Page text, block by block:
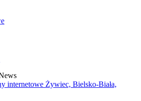
internetowe Żywiec, Bielsko-Biała,